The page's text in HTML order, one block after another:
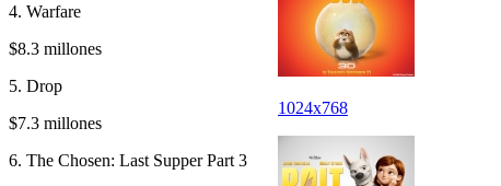
4. Warfare
$8.3 millones
5. Drop
$7.3 millones
6. The Chosen: Last Supper Part 3
1024x768